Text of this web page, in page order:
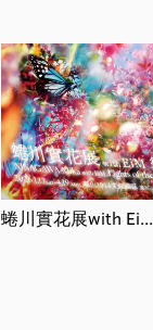
蜷川實花展with Ei...